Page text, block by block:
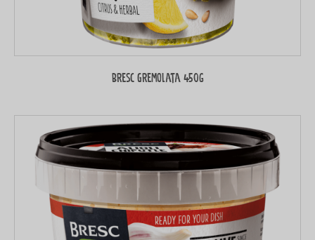
Bresc Gremolata 450g